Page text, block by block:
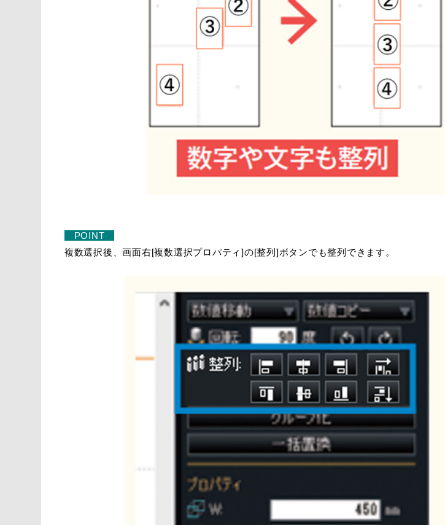
POINT
複数選択後、画面右[複数選択プロパティ]の[整列]ボタンでも整列できます。